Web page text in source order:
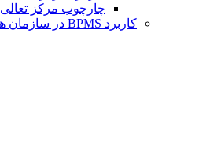
چارچوب مرکز تعالی BPMS
کاربرد BPMS در سازمان ها